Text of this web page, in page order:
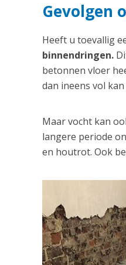
Gevolgen
Heeft u toevallig
binnendringen.
betonnen vloer
dan ineens vol
Maar vocht kan
langere periode
en houtrot. Ook